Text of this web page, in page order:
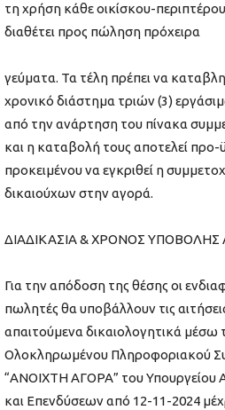
τη χρήση κάθε οικίσκου-
διαθέτει προς πώληση πρόχειρα
γεύματα. Τα τέλη πρέπει να
χρονικό διάστημα τριών (3)
από την ανάρτηση του πίνακα
και η καταβολή τους αποτελεί
προκειμένου να εγκριθεί η
δικαιούχων στην αγορά.
ΔΙΑΔΙΚΑΣΙΑ & ΧΡΟΝΟΣ ΥΠΟΒΟΛΗΣ
Για την απόδοση της θέσης οι
πωλητές θα υποβάλλουν τις
απαιτούμενα δικαιολογητικά μέσω
Ολοκληρωμένου Πληροφοριακού
“ΑΝΟΙΧΤΗ ΑΓΟΡΑ” του Υπουργείου
και Επενδύσεων από 12-11-2024